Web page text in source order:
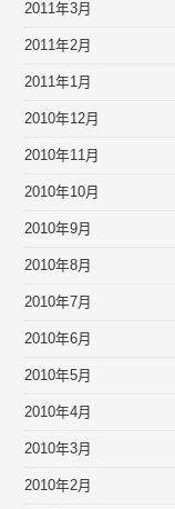
2011年3月
2011年2月
2011年1月
2010年12月
2010年11月
2010年10月
2010年9月
2010年8月
2010年7月
2010年6月
2010年5月
2010年4月
2010年3月
2010年2月